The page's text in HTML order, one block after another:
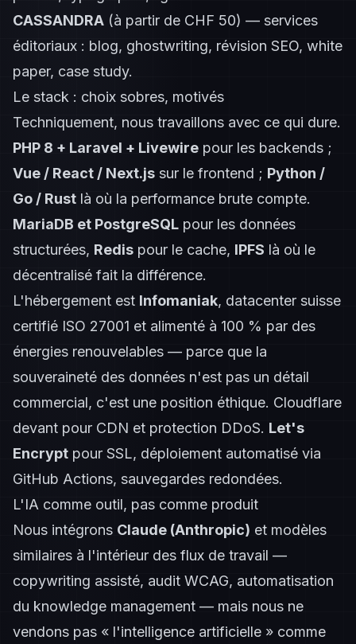
CASSANDRA (à partir de CHF 50) — services
éditoriaux : blog, ghostwriting, révision SEO, white
paper, case study.
Le stack : choix sobres, motivés
Techniquement, nous travaillons avec ce qui dure.
PHP 8 + Laravel + Livewire pour les backends ;
Vue / React / Next.js sur le frontend ; Python /
Go / Rust là où la performance brute compte.
MariaDB et PostgreSQL pour les données
structurées, Redis pour le cache, IPFS là où le
décentralisé fait la différence.
L'hébergement est Infomaniak, datacenter suisse
certifié ISO 27001 et alimenté à 100 % par des
énergies renouvelables — parce que la
souveraineté des données n'est pas un détail
commercial, c'est une position éthique. Cloudflare
devant pour CDN et protection DDoS. Let's
Encrypt pour SSL, déploiement automatisé via
GitHub Actions, sauvegardes redondées.
L'IA comme outil, pas comme produit
Nous intégrons Claude (Anthropic) et modèles
similaires à l'intérieur des flux de travail —
copywriting assisté, audit WCAG, automatisation
du knowledge management — mais nous ne
vendons pas « l'intelligence artificielle » comme